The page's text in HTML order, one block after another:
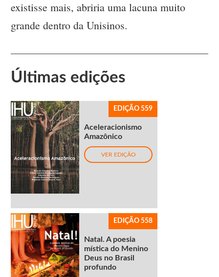
existisse mais, abriria uma lacuna muito
grande dentro da Unisinos.
Últimas edições
EDIÇÃO 559
Aceleracionismo
Amazônico
VER EDIÇÃO
EDIÇÃO 558
Natal. A poesia
mística do Menino
Deus no Brasil
profundo